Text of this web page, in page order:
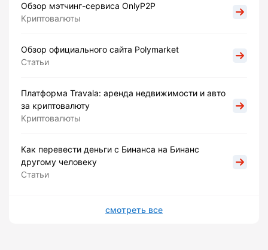
Обзор мэтчинг-сервиса OnlyP2P
Криптовалюты
Обзор официального сайта Polymarket
Статьи
Платформа Travala: аренда недвижимости и авто
за криптовалюту
Криптовалюты
Как перевести деньги с Бинанса на Бинанс
другому человеку
Статьи
смотреть все